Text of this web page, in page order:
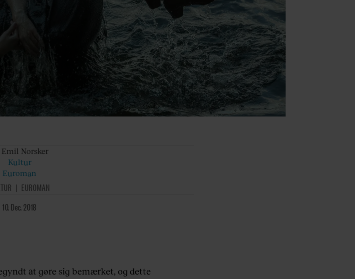
Emil Norsker
Kultur
Euroman
EUROMAN
10. Dec. 2018
at gøre sig bemærket, og dette